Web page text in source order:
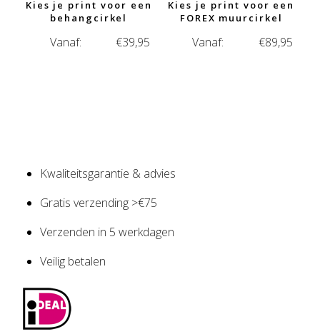
Kies je print voor een
behangcirkel
Vanaf: €39,95
Kies je print voor een
FOREX muurcirkel
Vanaf: €89,95
Kwaliteitsgarantie & advies
Gratis verzending >€75
Verzenden in 5 werkdagen
Veilig betalen